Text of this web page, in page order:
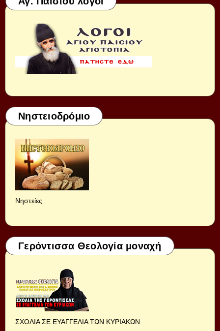
Νηστειοδρόμιο
Νηστείες
Γερόντισσα Θεολογία μοναχή
ΣΧΟΛΙΑ ΣΕ ΕΥΑΓΓΕΛΙΑ ΤΩΝ ΚΥΡΙΑΚΩΝ